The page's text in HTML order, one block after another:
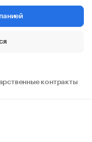
контракты